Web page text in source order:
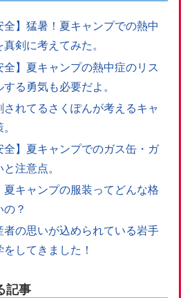
全】猛暑！夏キャンプでの熱中
剣に考えてみた。
全】夏キャンプの熱中症のリス
る勇気も必要だよ。
されてるさくぽんが考えるキャ
全】夏キャンプでのガス缶・ガ
注意点。
夏キャンプの服装ってどんな格
？
者の思いが込められている岩手
してきました！
記事